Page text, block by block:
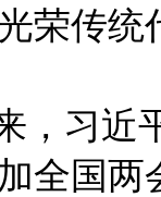
荣传
，习近
全国两